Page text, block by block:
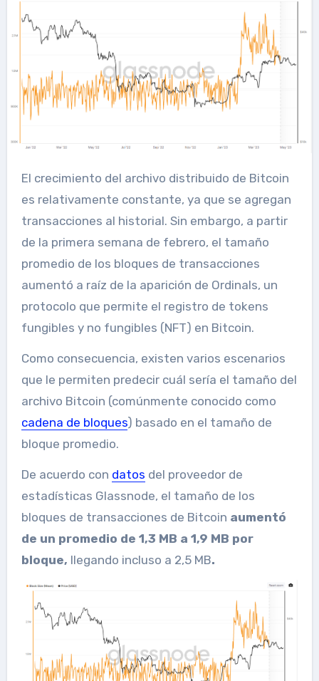
El crecimiento del archivo distribuido de Bitcoin
es relativamente constante, ya que se agregan
transacciones al historial. Sin embargo, a partir
de la primera semana de febrero, el tamaño
promedio de los bloques de transacciones
aumentó a raíz de la aparición de Ordinals, un
protocolo que permite el registro de tokens
fungibles y no fungibles (NFT) en Bitcoin.
Como consecuencia, existen varios escenarios
que le permiten predecir cuál sería el tamaño del
archivo Bitcoin (comúnmente conocido como
cadena de bloques) basado en el tamaño de
bloque promedio.
De acuerdo con datos del proveedor de
estadísticas Glassnode, el tamaño de los
bloques de transacciones de Bitcoin aumentó
de un promedio de 1,3 MB a 1,9 MB por
bloque, llegando incluso a 2,5 MB.